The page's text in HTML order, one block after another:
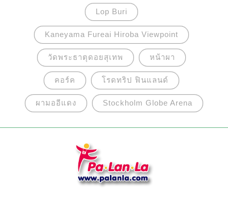
Lop Buri
Kaneyama Fureai Hiroba Viewpoint
วัดพระธาตุดอยสุเทพ หน้าผา
คอร์ค โรดทริป ฟินแลนด์
ผามออีแดง Stockholm Globe Arena